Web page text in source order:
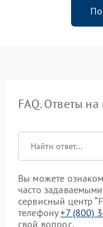
FAQ. Ответы
Вы можете
часто
сервисный центр
телефону+7 (800)
свой вопрос.